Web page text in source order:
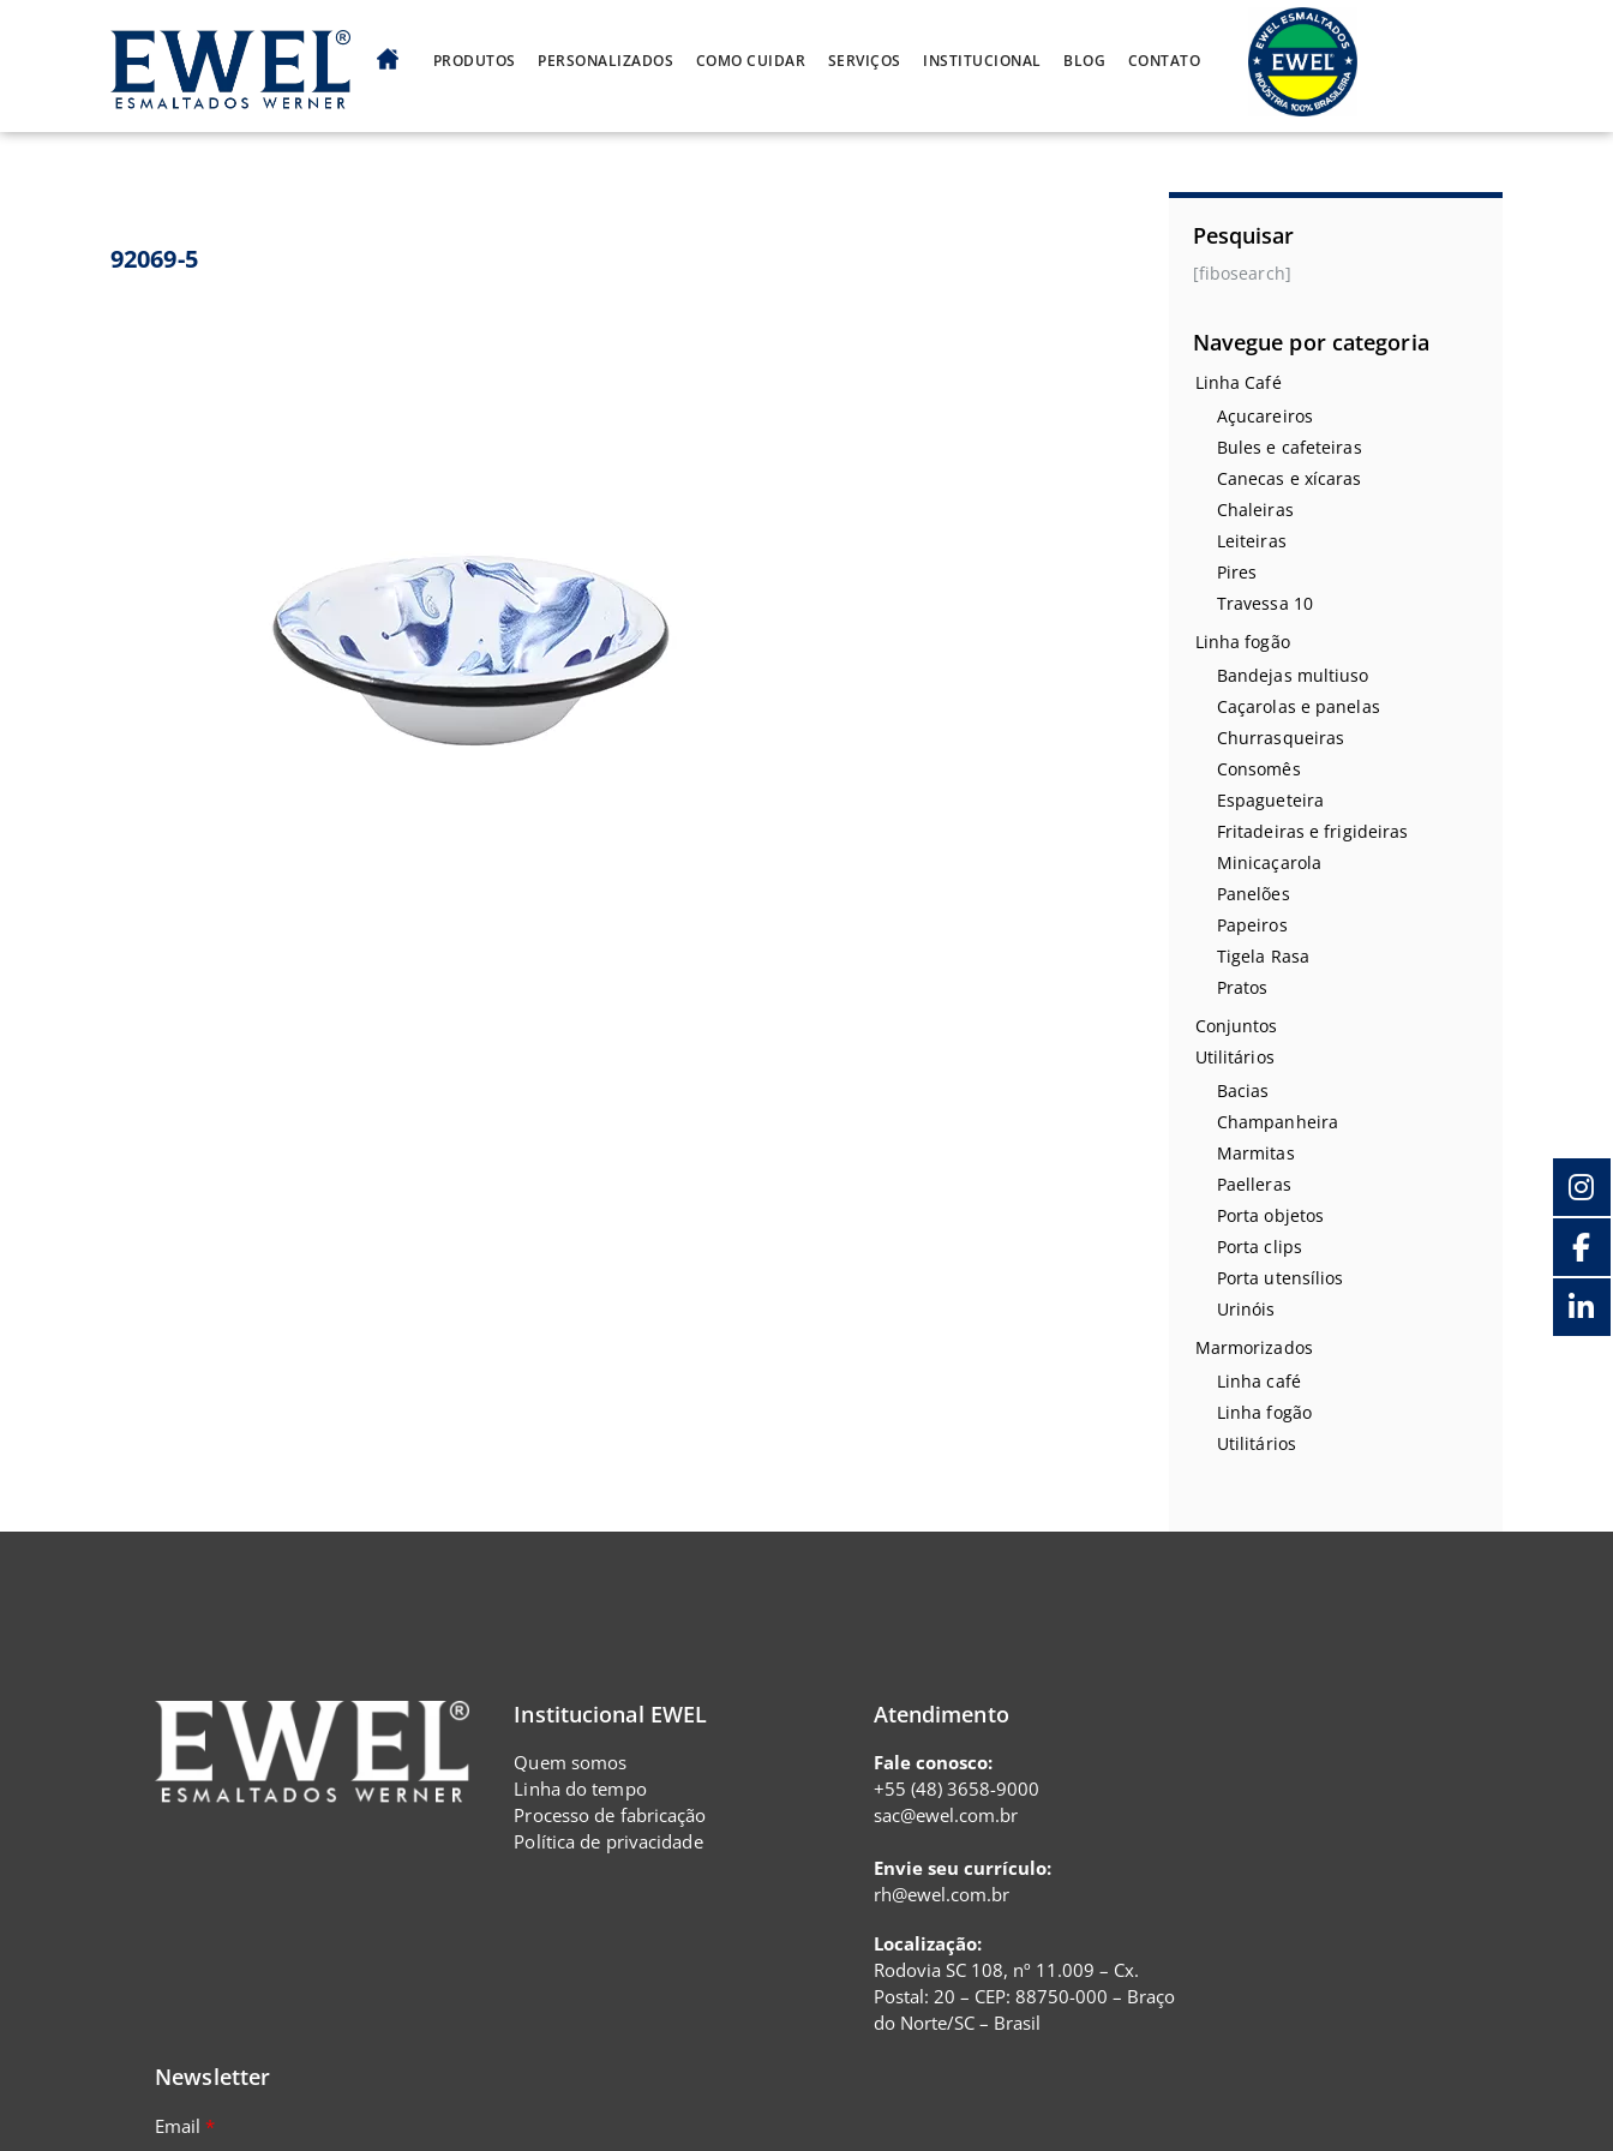
PRODUTOS PERSONALIZADOS COMO CUIDAR SERVIÇOS INSTITUCIONAL BLOG CONTATO
92069-5
Pesquisar
[fibosearch]
Navegue por categoria
Linha Café
Açucareiros
Bules e cafeteiras
Canecas e xícaras
Chaleiras
Leiteiras
Pires
Travessa 10
Linha fogão
Bandejas multiuso
Caçarolas e panelas
Churrasqueiras
Consomês
Espagueteira
Fritadeiras e frigideiras
Minicaçarola
Panelões
Papeiros
Tigela Rasa
Pratos
Conjuntos
Utilitários
Bacias
Champanheira
Marmitas
Paelleras
Porta objetos
Porta clips
Porta utensílios
Urinóis
Marmorizados
Linha café
Linha fogão
Utilitários
Institucional EWEL
Quem somos
Linha do tempo
Processo de fabricação
Política de privacidade
Atendimento
Fale conosco:
+55 (48) 3658-9000
sac@ewel.com.br
Envie seu currículo:
rh@ewel.com.br
Localização:
Rodovia SC 108, nº 11.009 – Cx.
Postal: 20 – CEP: 88750-000 – Braço
do Norte/SC – Brasil
Newsletter
Email*